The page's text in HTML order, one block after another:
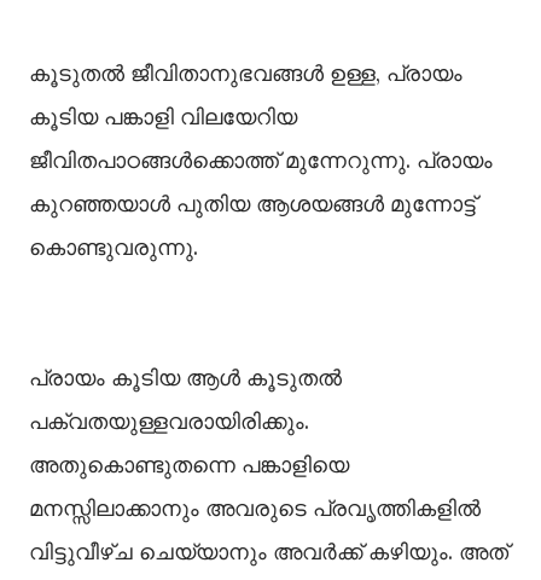
കൂടുതല്‍ ജീവിതാനുഭവങ്ങള്‍ ഉള്ള, പ്രായം
കൂടിയ പങ്കാളി വിലയേറിയ
ജീവിതപാഠങ്ങള്‍ക്കൊത്ത് മുന്നേറുന്നു. പ്രായം
കുറഞ്ഞയാള്‍ പുതിയ ആശയങ്ങള്‍ മുന്നോട്ട്
കൊണ്ടുവരുന്നു.
പ്രായം കൂടിയ ആള്‍ കൂടുതല്‍
പക്വതയുള്ളവരായിരിക്കും.
അതുകൊണ്ടുതന്നെ പങ്കാളിയെ
മനസ്സിലാക്കാനും അവരുടെ പ്രവൃത്തികളില്‍
വിട്ടുവീഴ്ച ചെയ്യാനും അവര്‍ക്ക് കഴിയും. അത്